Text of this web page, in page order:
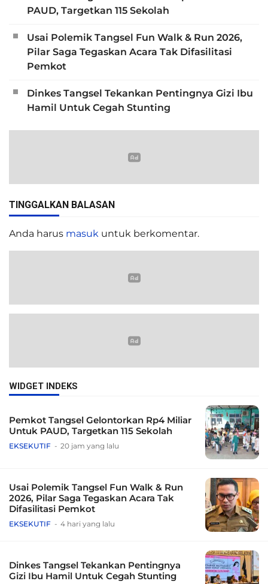
PAUD, Targetkan 115 Sekolah
Usai Polemik Tangsel Fun Walk & Run 2026,
Pilar Saga Tegaskan Acara Tak Difasilitasi
Pemkot
Dinkes Tangsel Tekankan Pentingnya Gizi Ibu
Hamil Untuk Cegah Stunting
TINGGALKAN BALASAN
Anda harus masuk untuk berkomentar.
WIDGET INDEKS
Pemkot Tangsel Gelontorkan Rp4 Miliar
Untuk PAUD, Targetkan 115 Sekolah
EKSEKUTIF 20 jam yang lalu
Usai Polemik Tangsel Fun Walk & Run
2026, Pilar Saga Tegaskan Acara Tak
Difasilitasi Pemkot
EKSEKUTIF 4 hari yang lalu
Dinkes Tangsel Tekankan Pentingnya
Gizi Ibu Hamil Untuk Cegah Stunting